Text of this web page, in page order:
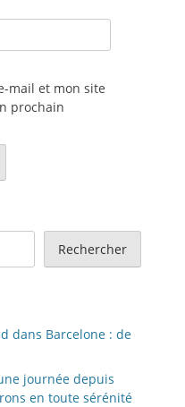
mail et mon site
prochain
Rechercher
dans Barcelone : de
journée depuis
en toute sérénité